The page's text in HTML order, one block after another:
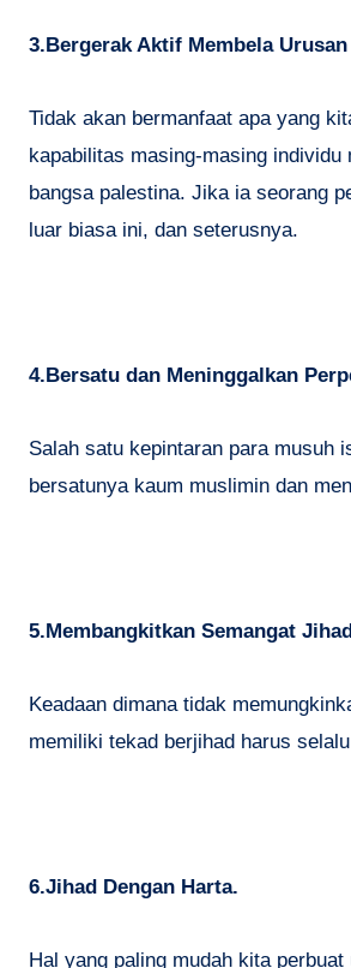
3.Bergerak Aktif Membela
Tidak akan bermanfaat apa yang
kapabilitas masing-masing
bangsa palestina. Jika ia seorang
luar biasa ini, dan seterusnya.
4.Bersatu dan Meninggalkan
Salah satu kepintaran para musuh
bersatunya kaum muslimin dan
5.Membangkitkan Semangat
Keadaan dimana tidak
memiliki tekad berjihad harus
6.Jihad Dengan Harta.
Hal yang paling mudah kita